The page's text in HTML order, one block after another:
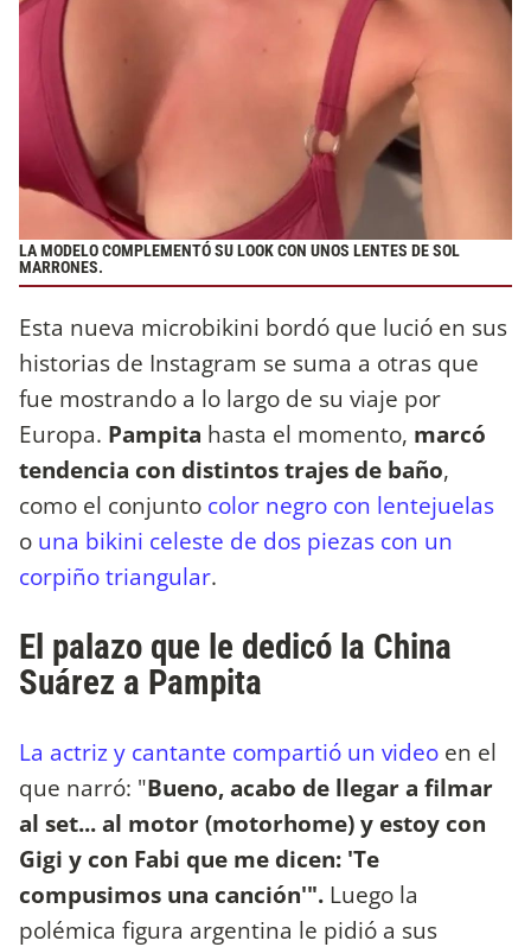
LA MODELO COMPLEMENTÓ SU LOOK CON UNOS LENTES DE SOL
MARRONES.
Esta nueva microbikini bordó que lució en sus
historias de Instagram se suma a otras que
fue mostrando a lo largo de su viaje por
Europa. Pampita hasta el momento, marcó
tendencia con distintos trajes de baño,
como el conjunto color negro con lentejuelas
o una bikini celeste de dos piezas con un
corpiño triangular.
El palazo que le dedicó la China
Suárez a Pampita
La actriz y cantante compartió un video en el
que narró: "Bueno, acabo de llegar a filmar
al set... al motor (motorhome) y estoy con
Gigi y con Fabi que me dicen: 'Te
compusimos una canción'". Luego la
polémica figura argentina le pidió a sus